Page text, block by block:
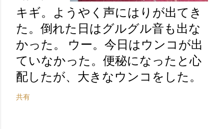
キギ。ようやく声にはりが出てき
た。倒れた日はグルグル音も出な
かった。 ウー。今日はウンコが出
ていなかった。便秘になったと心
配したが、大きなウンコをした。
共有